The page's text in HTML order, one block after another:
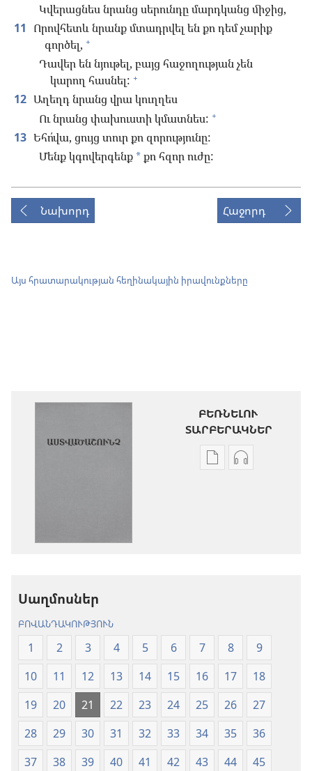
Կվերացնես նրանց սերունդը մարդկանց միջից,
11 Որովհետև նրանք մտադրվել են քո դեմ չարիք
գործել, +
Դավեր են նյութել, բայց հաջողության չեն
կարող հասնել: +
12 Աղեղդ նրանց վրա կուղղես
Ու նրանց փախուստի կմատնես: +
13 Եհո՛վա, ցույց տուր քո զորությունը:
Մենք կգովերգենք *քո հզոր ուժը:
Նախորդ Հաջորդ
Այս հրատարակության հեղինակային իրավունքները
ԲԵՌՆԵԼՈՒ
ՏԱՐԲԵՐԱԿՆԵՐ
Թվային
Սաղմոսներ
ԲՈՎԱՆԴԱԿՈՒԹՅՈՒՆ
1 2 3 4 5 6 7 8
9
10
11 12 13 14 15 16 17
18
19
20 21 22 23 24 25 26
27
28
29 30 31 32 33 34 35
36
37
38 39 40 41 42 43 44
45